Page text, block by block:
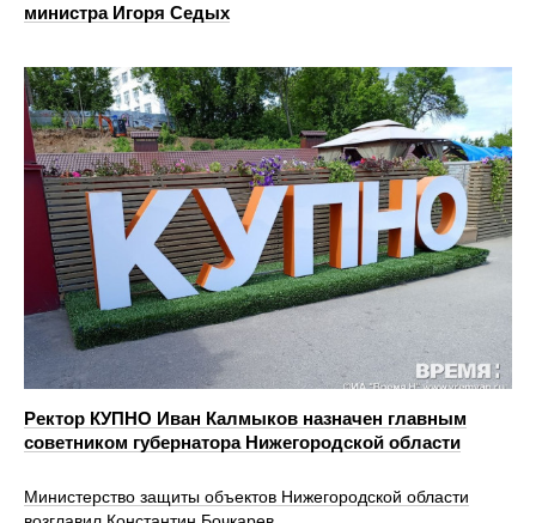
министра Игоря Седых
Ректор КУПНО Иван Калмыков назначен главным
советником губернатора Нижегородской области
Министерство защиты объектов Нижегородской области